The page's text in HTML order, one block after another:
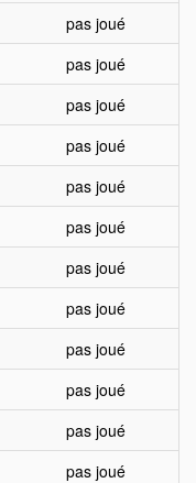
pas joué
pas joué
pas joué
pas joué
pas joué
pas joué
pas joué
pas joué
pas joué
pas joué
pas joué
pas joué